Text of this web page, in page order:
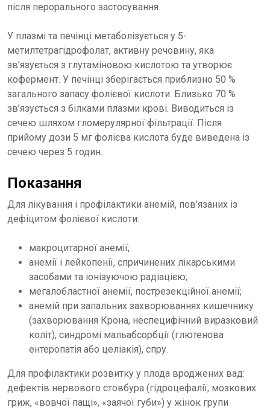
після перорального застосування.
У плазмі та печінці метаболізується у 5-
метилтетрагідрофолат, активну речовину, яка
зв’язується з глутаміновою кислотою та утворює
кофермент. У печінці зберігається приблизно 50 %
загального запасу фолієвої кислоти. Близько 70 %
зв’язується з білками плазми крові. Виводиться із
сечею шляхом гломерулярної фільтрації. Після
прийому дози 5 мг фолієва кислота буде виведена із
сечею через 5 годин.
Показання
Для лікування і профілактики анемій, пов’язаних із
дефіцитом фолієвої кислоти:
макроцитарної анемії;
анемії і лейкопенії, спричинених лікарськими
засобами та іонізуючою радіацією;
мегалобластної анемії, пострезекційної анемії;
анемій при запальних захворюваннях кишечнику
(захворювання Крона, неспецифічний виразковий
коліт), синдромі мальабсорбції (глютенова
ентеропатія або целіакія), спру.
Для профілактики розвитку у плода вроджених вад:
дефектів нервового стовбура (гідроцефалії, мозкових
гриж, «вовчої пащі», «заячої губи») у жінок групи